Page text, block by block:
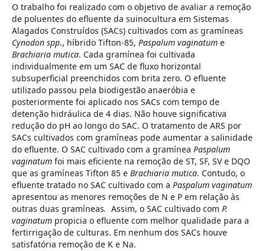
O trabalho foi realizado com o objetivo de avaliar a remoção
de poluentes do efluente da suinocultura em Sistemas
Alagados Construídos (SACs) cultivados com as gramíneas
Cynodon spp., híbrido Tifton-85, Paspalum vaginatume
Brachiaria mutica. Cada gramínea foi cultivada
individualmente em um SAC de fluxo horizontal
subsuperficial preenchidos com brita zero. O efluente
utilizado passou pela biodigestão anaeróbia e
posteriormente foi aplicado nos SACs com tempo de
detenção hidráulica de 4 dias. Não houve significativa
redução do pH ao longo do SAC. O tratamento de ARS por
SACs cultivados com gramíneas pode aumentar a salinidade
do efluente. O SAC cultivado com a gramínea Paspalum
vaginatumfoi mais eficiente na remoção de ST, SF, SV e DQO
que as gramíneas Tifton 85 e Brachiaria mutica. Contudo, o
efluente tratado no SAC cultivado com a Paspalum vaginatum
apresentou as menores remoções de N e P em relação às
outras duas gramíneas. Assim, o SAC cultivado com P.
vaginatumpropicia o efluente com melhor qualidade para a
fertirrigação de culturas. Em nenhum dos SACs houve
satisfatória remoção de K e Na.